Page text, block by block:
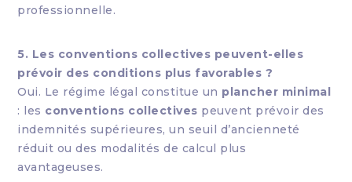
professionnelle.
5. Les conventions collectives peuvent-elles
prévoir des conditions plus favorables ?
Oui. Le régime légal constitue un plancher minimal
: les conventions collectives peuvent prévoir des
indemnités supérieures, un seuil d’ancienneté
réduit ou des modalités de calcul plus
avantageuses.